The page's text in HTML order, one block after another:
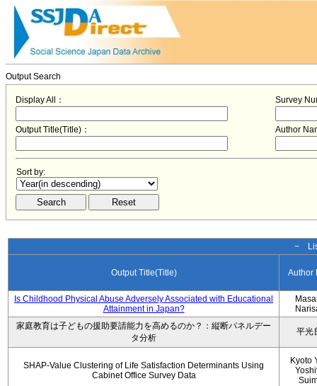
Output Search
Display All： Survey
Output Title(Title)： Author
Sort by:
−
Output Title(Title) Author
Is Childhood Physical Abuse Adversely Associated with Educational
Attainment in Japan?
家庭教育は子どもの援助要請能力を高めるのか？：縦断パネルデー
タ分析
平光
SHAP-Value Clustering of Life Satisfaction Determinants Using
Cabinet Office Survey Data
Kyoto